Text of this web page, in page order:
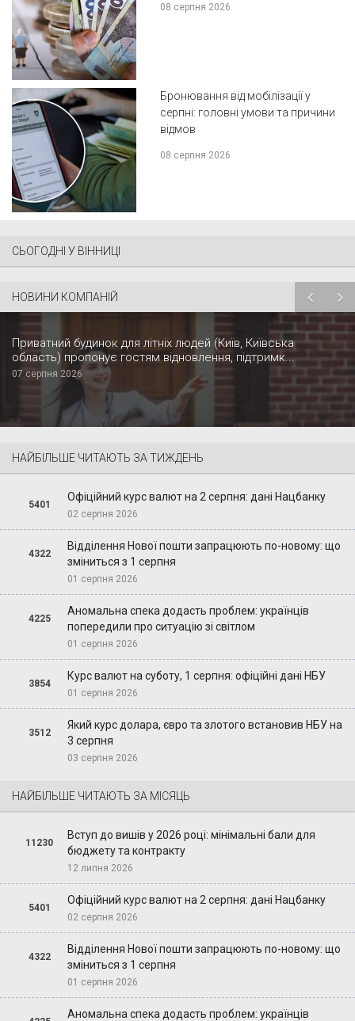
08 серпня 2026
Бронювання від мобілізації у
серпні: головні умови та причини
відмов
08 серпня 2026
СЬОГОДНІ У ВІННИЦІ
НОВИНИ КОМПАНІЙ
Приватний будинок для літніх людей (Київ, Київська
область) пропонує гостям відновлення, підтримк...
07 серпня 2026
НАЙБІЛЬШЕ ЧИТАЮТЬ ЗА ТИЖДЕНЬ
5401
Офіційний курс валют на 2 серпня: дані Нацбанку
02 серпня 2026
4322
Відділення Нової пошти запрацюють по-новому: що
зміниться з 1 серпня
01 серпня 2026
4225
Аномальна спека додасть проблем: українців
попередили про ситуацію зі світлом
01 серпня 2026
3854
Курс валют на суботу, 1 серпня: офіційні дані НБУ
01 серпня 2026
3512
Який курс долара, євро та злотого встановив НБУ на
3 серпня
03 серпня 2026
НАЙБІЛЬШЕ ЧИТАЮТЬ ЗА МІСЯЦЬ
11230
Вступ до вишів у 2026 році: мінімальні бали для
бюджету та контракту
12 липня 2026
5401
Офіційний курс валют на 2 серпня: дані Нацбанку
02 серпня 2026
4322
Відділення Нової пошти запрацюють по-новому: що
зміниться з 1 серпня
01 серпня 2026
Аномальна спека додасть проблем: українців